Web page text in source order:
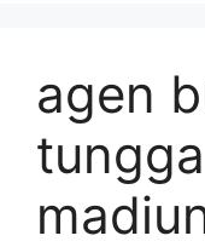
agen